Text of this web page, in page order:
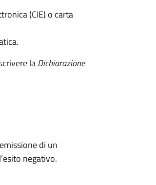
(CIE) o carta
laDichiarazione
di un
negativo.